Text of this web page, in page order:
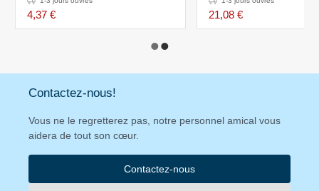
4,37 € 21,08 €
Contactez-nous!
Vous ne le regretterez pas, notre personnel amical vous
aidera de tout son cœur.
Contactez-nous